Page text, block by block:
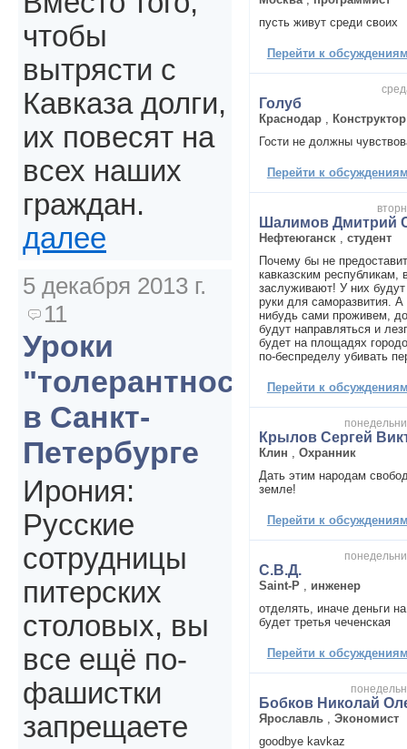
пусть живут среди своих
Перейти к
Голуб
Краснодар
Конструктор
Гости не должны
Перейти к
Шалимов Дмитрий
Нефтеюганск
студент
Почему бы не
кавказским республикам,
заслуживают! У них
руки для саморазвития.
нибудь сами проживем,
будут направляться и
будет на площадях
по-беспределу убивать
Перейти к
Крылов Сергей
Клин
Охранник
Дать этим народам
земле!
Перейти к
С.В.Д.
Saint-P
инженер
отделять, иначе деньги
будет третья чеченская
Перейти к
Бобков Николай
Ярославль
Экономист
goodbye kavkaz
чтобы
вытрясти с
Кавказа долги,
их повесят на
всех наших
граждан.
далее
5 декабря 2013 г.
11
Уроки
"толерантности"
в Санкт-
Петербурге
Ирония:
Русские
сотрудницы
питерских
столовых, вы
все ещё по-
фашистки
запрещаете